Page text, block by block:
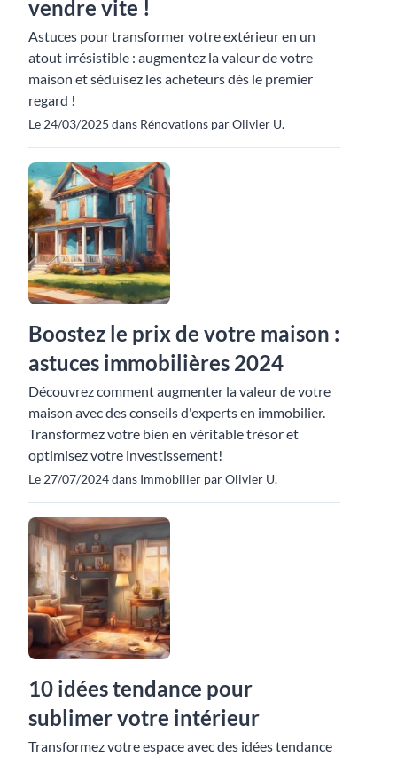
vendre vite !
Astuces pour transformer votre extérieur en un
atout irrésistible : augmentez la valeur de votre
maison et séduisez les acheteurs dès le premier
regard !
Le 24/03/2025 dans Rénovations par Olivier U.
Boostez le prix de votre maison :
astuces immobilières 2024
Découvrez comment augmenter la valeur de votre
maison avec des conseils d'experts en immobilier.
Transformez votre bien en véritable trésor et
optimisez votre investissement!
Le 27/07/2024 dans Immobilier par Olivier U.
10 idées tendance pour
sublimer votre intérieur
Transformez votre espace avec des idées tendance